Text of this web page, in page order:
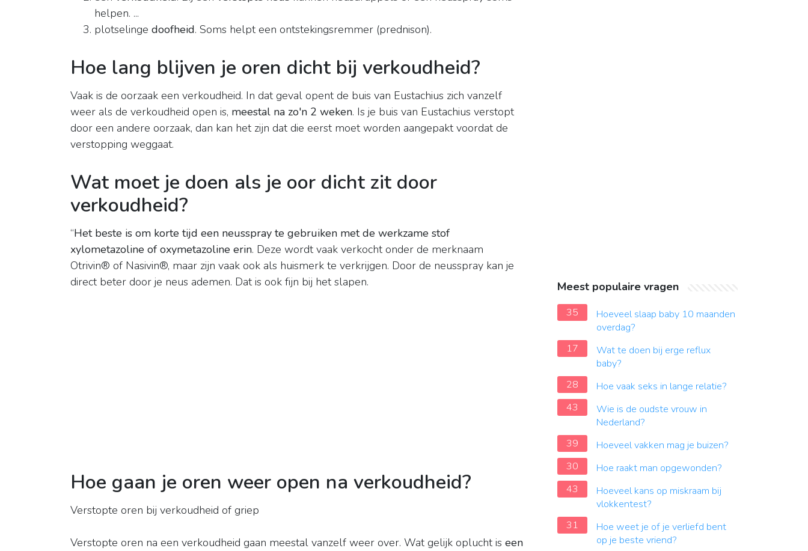
helpen. ...
plotselinge doofheid. Soms helpt een ontstekingsremmer (prednison).
Hoe lang blijven je oren dicht bij verkoudheid?
Vaak is de oorzaak een verkoudheid. In dat geval opent de buis van Eustachius zich vanzelf
weer als de verkoudheid open is, meestal na zo'n 2 weken. Is je buis van Eustachius verstopt
door een andere oorzaak, dan kan het zijn dat die eerst moet worden aangepakt voordat de
verstopping weggaat.
Wat moet je doen als je oor dicht zit door
verkoudheid?
“Het beste is om korte tijd een neusspray te gebruiken met de werkzame stof
xylometazoline of oxymetazoline erin. Deze wordt vaak verkocht onder de merknaam
Otrivin® of Nasivin®, maar zijn vaak ook als huismerk te verkrijgen. Door de neusspray kan je
direct beter door je neus ademen. Dat is ook fijn bij het slapen.
Hoe gaan je oren weer open na verkoudheid?
Verstopte oren bij verkoudheid of griep
Verstopte oren na een verkoudheid gaan meestal vanzelf weer over. Wat gelijk oplucht is een
Meest populaire vragen
35
Hoeveel slaap baby 10 maanden
overdag?
17
Wat te doen bij erge reflux
baby?
28
Hoe vaak seks in lange relatie?
43
Wie is de oudste vrouw in
Nederland?
39
Hoeveel vakken mag je buizen?
30
Hoe raakt man opgewonden?
43
Hoeveel kans op miskraam bij
vlokkentest?
31
Hoe weet je of je verliefd bent
op je beste vriend?